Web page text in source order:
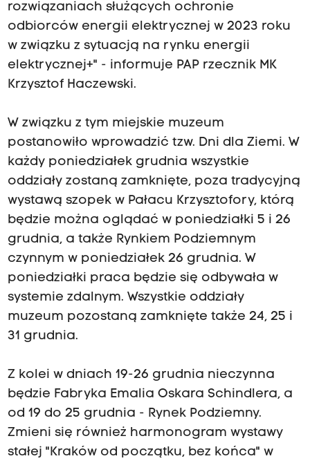
rozwiązaniach służących ochronie
odbiorców energii elektrycznej w 2023 roku
w związku z sytuacją na rynku energii
elektrycznej+" - informuje PAP rzecznik MK
Krzysztof Haczewski.
W związku z tym miejskie muzeum
postanowiło wprowadzić tzw. Dni dla Ziemi. W
każdy poniedziałek grudnia wszystkie
oddziały zostaną zamknięte, poza tradycyjną
wystawą szopek w Pałacu Krzysztofory, którą
będzie można oglądać w poniedziałki 5 i 26
grudnia, a także Rynkiem Podziemnym
czynnym w poniedziałek 26 grudnia. W
poniedziałki praca będzie się odbywała w
systemie zdalnym. Wszystkie oddziały
muzeum pozostaną zamknięte także 24, 25 i
31 grudnia.
Z kolei w dniach 19-26 grudnia nieczynna
będzie Fabryka Emalia Oskara Schindlera, a
od 19 do 25 grudnia - Rynek Podziemny.
Zmieni się również harmonogram wystawy
stałej "Kraków od początku, bez końca" w